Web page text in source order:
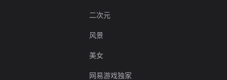
二次元
风景
美女
网易游戏独家